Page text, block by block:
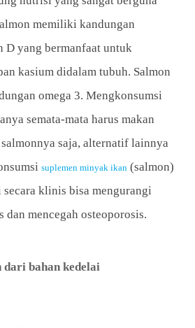
memiliki kandungan
D yang bermanfaat untuk
kasium didalam tubuh. Salmon
omega 3. Mengkonsumsi
semata-mata harus makan
saja, alternatif lainnya
suplemen minyak ikan (salmon)
klinis bisa mengurangi
dan mencegah osteoporosis.
dari bahan kedelai